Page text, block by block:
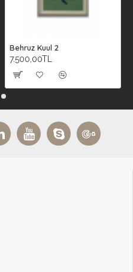
Behruz Kuul 2
7.500,00TL